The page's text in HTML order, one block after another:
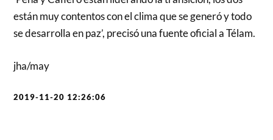
están muy contentos con el clima que se generó y todo
se desarrolla en paz’, precisó una fuente oficial a Télam.
jha/may
2019-11-20 12:26:06